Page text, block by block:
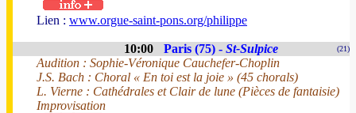
Lien : www.orgue-saint-pons.org/philippe
10:00 Paris (75) - St-Sulpice (21)
Audition : Sophie-Véronique Cauchefer-Choplin
J.S. Bach : Choral « En toi est la joie » (45 chorals)
L. Vierne : Cathédrales et Clair de lune (Pièces de fantaisie)
Improvisation